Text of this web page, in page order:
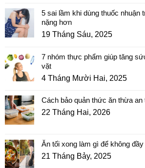
5 sai lầm khi dùng thuốc nhuận
nặng hơn
19 Tháng Sáu, 2025
7 nhóm thực phẩm giúp tăng
vặt
4 Tháng Mười Hai, 2025
Cách bảo quản thức ăn thừa an
22 Tháng Hai, 2026
Ăn tối xong làm gì để không
21 Tháng Bảy, 2025